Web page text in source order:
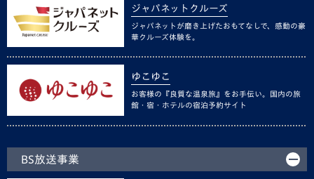
ジャパネットクルーズ
ジャパネットが磨き上げたおもてなしで、感動の豪
華クルーズ体験を。
ゆこゆこ
お客様の『良質な温泉旅』をお手伝い。国内の旅
館・宿・ホテルの宿泊予約サイト
BS放送事業